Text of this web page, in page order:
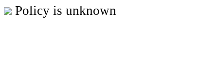
Policy is unknown